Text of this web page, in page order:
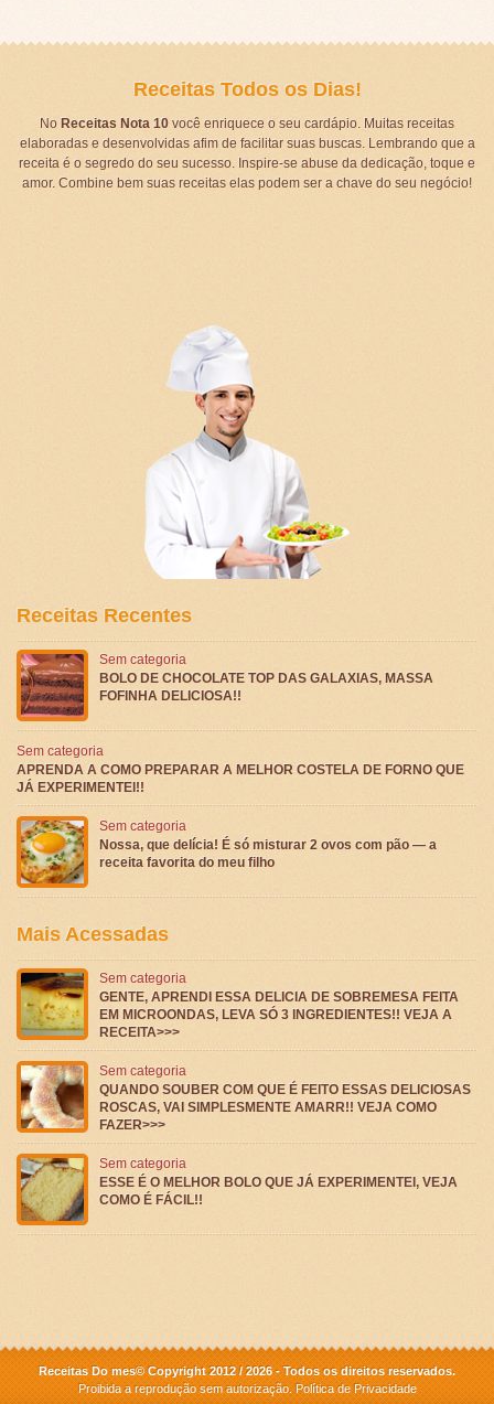
Receitas Todos os Dias!
No Receitas Nota 10você enriquece o seu cardápio. Muitas receitas
elaboradas e desenvolvidas afim de facilitar suas buscas. Lembrando que a
receita é o segredo do seu sucesso. Inspire-se abuse da dedicação, toque e
amor. Combine bem suas receitas elas podem ser a chave do seu negócio!
Receitas Recentes
Sem categoria
BOLO DE CHOCOLATE TOP DAS GALAXIAS, MASSA
FOFINHA DELICIOSA!!
Sem categoria
APRENDA A COMO PREPARAR A MELHOR COSTELA DE FORNO QUE
JÁ EXPERIMENTEI!!
Sem categoria
Nossa, que delícia! É só misturar 2 ovos com pão — a
receita favorita do meu filho
Mais Acessadas
Sem categoria
GENTE, APRENDI ESSA DELICIA DE SOBREMESA FEITA
EM MICROONDAS, LEVA SÓ 3 INGREDIENTES!! VEJA A
RECEITA>>>
Sem categoria
QUANDO SOUBER COM QUE É FEITO ESSAS DELICIOSAS
ROSCAS, VAI SIMPLESMENTE AMARR!! VEJA COMO
FAZER>>>
Sem categoria
ESSE É O MELHOR BOLO QUE JÁ EXPERIMENTEI, VEJA
COMO É FÁCIL!!
Receitas Do mes© Copyright 2012 / 2026 - Todos os direitos reservados.
Proibida a reprodução sem autorização. Política de Privacidade